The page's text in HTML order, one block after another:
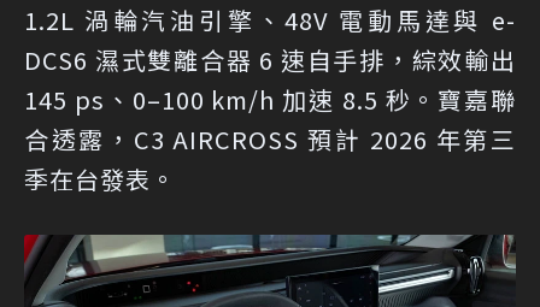
1.2L 渦輪汽油引擎、48V 電動馬達與 e-
DCS6 濕式雙離合器 6 速自手排，綜效輸出
145 ps、0–100 km/h 加速 8.5 秒。寶嘉聯
合透露，C3 AIRCROSS 預計 2026 年第三
季在台發表。